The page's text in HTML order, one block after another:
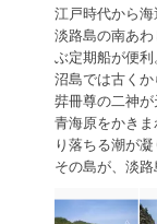
江戸時代から海
淡路島の南あ
ぶ定期船が便利。
沼島では古く
弉冊尊の二神が
青海原をかき
り落ちる潮が
その島が、淡路